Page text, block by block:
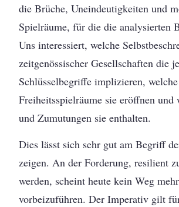
die Brüche, Uneindeutigkeiten und
Spielräume, für die die analysierten
Uns interessiert, welche
zeitgenössischer Gesellschaften die
Schlüsselbegriffe implizieren, welche
Freiheitsspielräume sie eröffnen und
und Zumutungen sie enthalten.
Dies lässt sich sehr gut am Begriff
zeigen. An der Forderung, resilient
werden, scheint heute kein Weg mehr
vorbeizuführen. Der Imperativ gilt